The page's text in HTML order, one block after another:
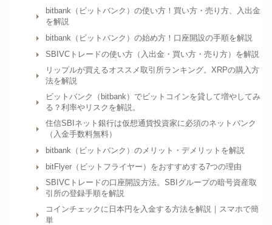
bitbank（ビットバンク）の使い方！買い方・売り方、入出金
を解説
bitbank（ビットバンク）の始め方！口座開設の手順を解説
SBIVCトレードの使い方（入出金・買い方・売り方）を解説
リップルが買えるオススメ取引所ランキング。XRPの購入方
法を解説
ビットバンク（bitbank）でビットコインを貸して増やしてみ
る？利率やリスクを解説。
住信SBIネット銀行は仮想通貨投資家に必須のネットバンク
（入金手数料無料）
bitbank（ビットバンク）のメリット・デメリットを解説
bitFlyer（ビットフライヤー）をおすすめする7つの理由
SBIVCトレードの口座開設方法。SBIグループの暗号資産取
引所の登録手順を解説
コインチェックに日本円を入金する方法を解説｜スマホで簡
単